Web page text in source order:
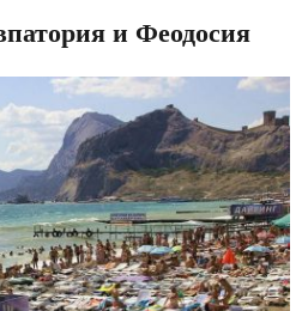
и Феодосия